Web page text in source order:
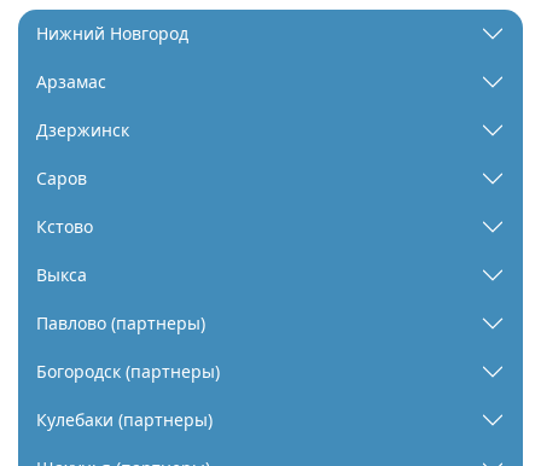
Нижний Новгород
Арзамас
Дзержинск
Саров
Кстово
Выкса
Павлово (партнеры)
Богородск (партнеры)
Кулебаки (партнеры)